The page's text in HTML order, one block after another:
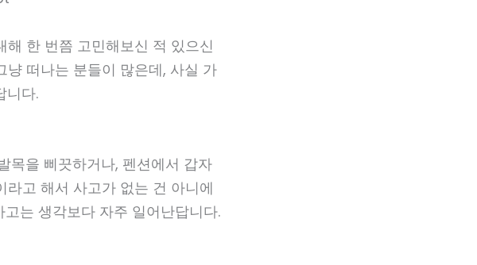
해 한 번쯤 고민해보신 적 있으신
냥 떠나는 분들이 많은데, 사실 가
니다.
목을 삐끗하거나, 펜션에서 갑자
고 해서 사고가 없는 건 아니에
는 생각보다 자주 일어난답니다.